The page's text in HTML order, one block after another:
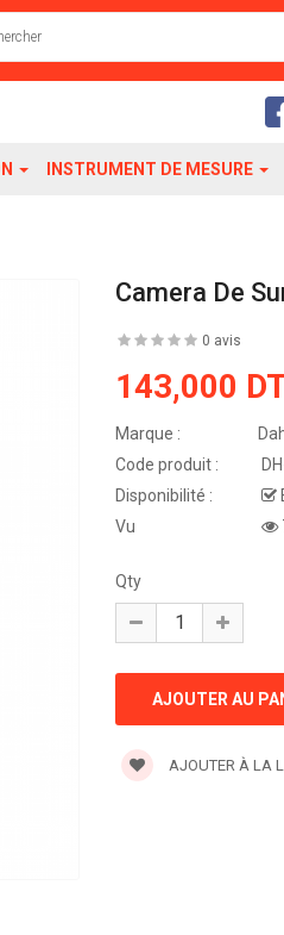
INSTRUMENT DE MESURE
Camera De
0 avis
143,000
Marque :
Code produit :
Disponibilité :
Vu
Qty
AJOUTER À LA